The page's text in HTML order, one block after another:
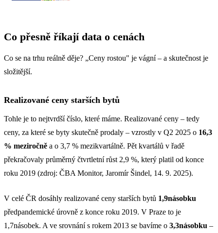
Co přesně říkají data o cenách
Co se na trhu reálně děje? „Ceny rostou" je vágní – a skutečnost je
složitější.
Realizované ceny starších bytů
Tohle je to nejtvrdší číslo, které máme. Realizované ceny – tedy
ceny, za které se byty skutečně prodaly – vzrostly v Q2 2025 o 16,3
% meziročně a o 3,7 % mezikvartálně. Pět kvartálů v řadě
překračovaly průměrný čtvrtletní růst 2,9 %, který platil od konce
roku 2019 (zdroj: ČBA Monitor, Jaromír Šindel, 14. 9. 2025).
V celé ČR dosáhly realizované ceny starších bytů 1,9násobku
předpandemické úrovně z konce roku 2019. V Praze to je
1,7násobek. A ve srovnání s rokem 2013 se bavíme o 3,3násobku –